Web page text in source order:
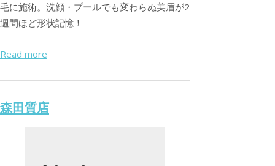
毛に施術。洗顔・プールでも変わらぬ美眉が2
週間ほど形状記憶！
Read more
森田質店